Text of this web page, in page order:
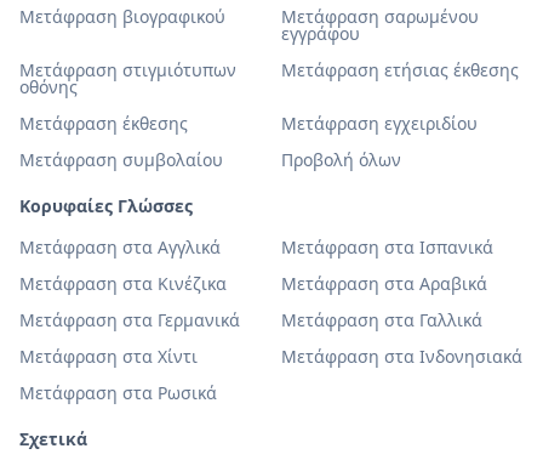
Μετάφραση βιογραφικού
Μετάφραση σαρωμένου
εγγράφου
Μετάφραση στιγμιότυπων
οθόνης
Μετάφραση ετήσιας έκθεσης
Μετάφραση έκθεσης
Μετάφραση εγχειριδίου
Μετάφραση συμβολαίου
Προβολή όλων
Κορυφαίες Γλώσσες
Μετάφραση στα Αγγλικά
Μετάφραση στα Ισπανικά
Μετάφραση στα Κινέζικα
Μετάφραση στα Αραβικά
Μετάφραση στα Γερμανικά
Μετάφραση στα Γαλλικά
Μετάφραση στα Χίντι
Μετάφραση στα Ινδονησιακά
Μετάφραση στα Ρωσικά
Σχετικά